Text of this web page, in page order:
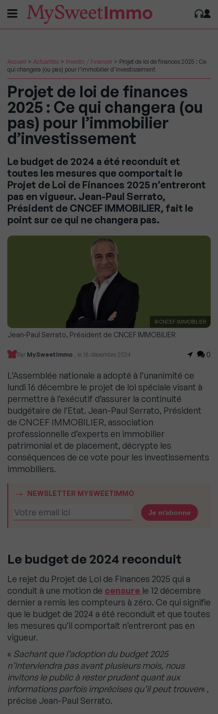
Accueil > Actualités > Investir / Financer > Projet de loi de finances 2025 : Ce
qui changera (ou pas) pour l’immobilier d’investissement
Projet de loi de finances
2025 : Ce qui changera (ou
pas) pour l’immobilier
d’investissement
Le budget de 2024 a été reconduit et
toutes les mesures que comportait le
Projet de Loi de Finances 2025 n’entreront
pas en vigueur. Jean-Paul Serrato,
Président de CNCEF IMMOBILIER, fait le
point sur ce qui ne changera pas.
© CNCEF IMMOBILIER
Jean-Paul Serrato, Président de CNCEF IMMOBILIER
Par MySweetImmo , le 18 décembre 2024 0
L’Assemblée nationale a adopté à l’unanimité ce
lundi 16 décembre le projet de loi spéciale visant à
permettre à l’exécutif d’assurer la continuité
budgétaire de l’Etat. Jean-Paul Serrato, Président
de CNCEF IMMOBILIER, association
professionnelle d’experts en immobilier
patrimonial et de placement, décrypte les
conséquences de ce vote pour les investissements
immobiliers.
NEWSLETTER MYSWEETIMMO
Le budget de 2024 reconduit
Le rejet du Projet de Loi de Finances 2025 qui a
conduit à une motion de censure le 12 décembre
dernier a remis les compteurs à zéro. Ce qui signifie
que le budget de 2024 a été reconduit et que toutes
les mesures qu’il comportait n’entreront pas en
vigueur.
« Sachant que l’adoption du budget 2025
n’interviendra pas avant plusieurs mois, nous
invitons le public à rester prudent quant aux
informations parfois imprécises qu’il peut trouver« ,
précise Jean-Paul Serrato.